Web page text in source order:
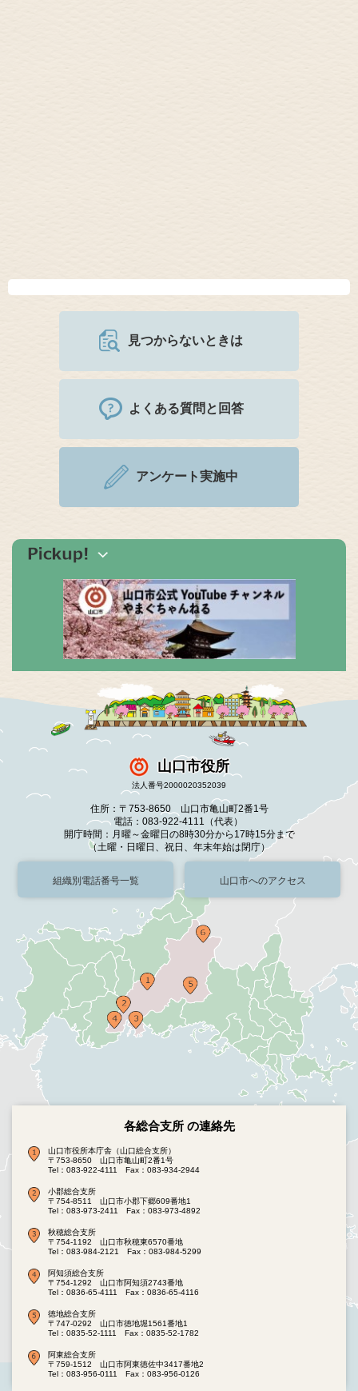
見つからないときは
よくある質問と回答
アンケート実施中
山口市役所
法人番号2000020352039
住所：〒753-8650 山口市亀山町2番1号
電話：083-922-4111（代表）
開庁時間：月曜～金曜日の8時30分から17時15分まで
（土曜・日曜日、祝日、年末年始は閉庁）
組織別電話番号一覧 山口市へのアクセス
各総合支所 の連絡先
山口市役所本庁舎（山口総合支所）
〒753-8650 山口市亀山町2番1号
Tel：083-922-4111
Fax：083-934-2944
小郡総合支所
〒754-8511 山口市小郡下郷609番地1
Tel：083-973-2411
Fax：083-973-4892
秋穂総合支所
〒754-1192 山口市秋穂東6570番地
Tel：083-984-2121
Fax：083-984-5299
阿知須総合支所
〒754-1292 山口市阿知須2743番地
Tel：0836-65-4111
Fax：0836-65-4116
徳地総合支所
〒747-0292 山口市徳地堀1561番地1
Tel：0835-52-1111
Fax：0835-52-1782
阿東総合支所
〒759-1512 山口市阿東徳佐中3417番地2
Tel：083-956-0111
Fax：083-956-0126